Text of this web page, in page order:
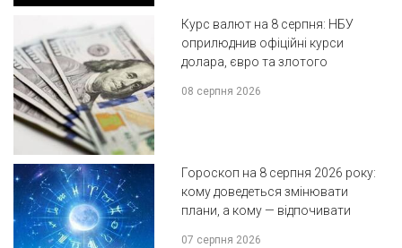
Курс валют на 8 серпня: НБУ
оприлюднив офіційні курси
долара, євро та злотого
08 серпня 2026
Гороскоп на 8 серпня 2026 року:
кому доведеться змінювати
плани, а кому — відпочивати
07 серпня 2026